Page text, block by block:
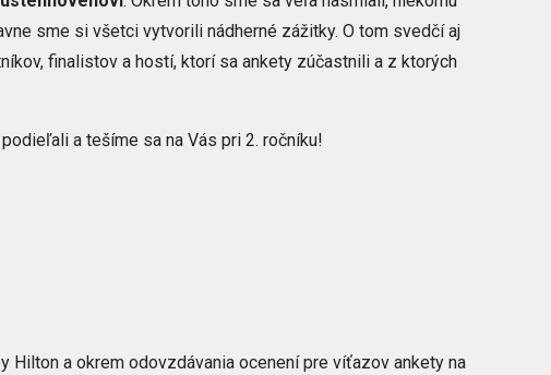
sme si všetci vytvorili nádherné zážitky. O tom svedčí aj
finalistov a hostí, ktorí sa ankety zúčastnili a z ktorých
a tešíme sa na Vás pri 2. ročníku!
Hilton a okrem odovzdávania ocenení pre víťazov ankety na